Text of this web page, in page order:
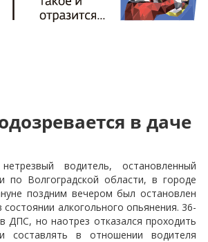
в даче
водитель, остановленный
Волгоградской области, в городе
поздним вечером был остановлен
алкогольного опьянения. 36-
ДПС, но наотрез отказался проходить
составлять в отношении водителя